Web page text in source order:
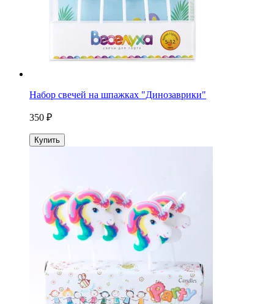
Набор свечей на шпажках "Динозаврики"
350 ₽
Купить